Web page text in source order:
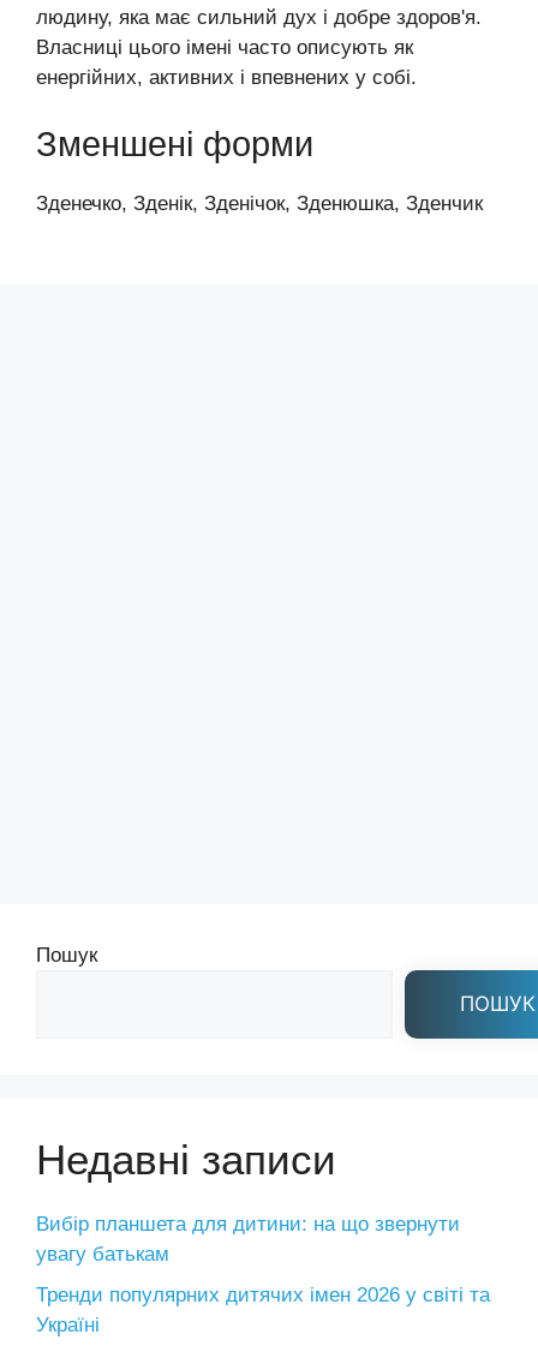
людину, яка має сильний дух і добре здоров'я.
Власниці цього імені часто описують як
енергійних, активних і впевнених у собі.
Зменшені форми
Зденечко, Зденік, Зденічок, Зденюшка, Зденчик
Пошук
ПОШУК
Недавні записи
Вибір планшета для дитини: на що звернути
увагу батькам
Тренди популярних дитячих імен 2026 у світі та
Україні